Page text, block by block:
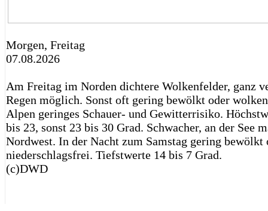
Morgen, Freitag
07.08.2026
Am Freitag im Norden dichtere Wolkenfelder, ganz
Regen möglich. Sonst oft gering bewölkt oder
Alpen geringes Schauer- und Gewitterrisiko.
bis 23, sonst 23 bis 30 Grad. Schwacher, an der See
Nordwest. In der Nacht zum Samstag gering bewölkt
niederschlagsfrei. Tiefstwerte 14 bis 7 Grad.
(c)DWD